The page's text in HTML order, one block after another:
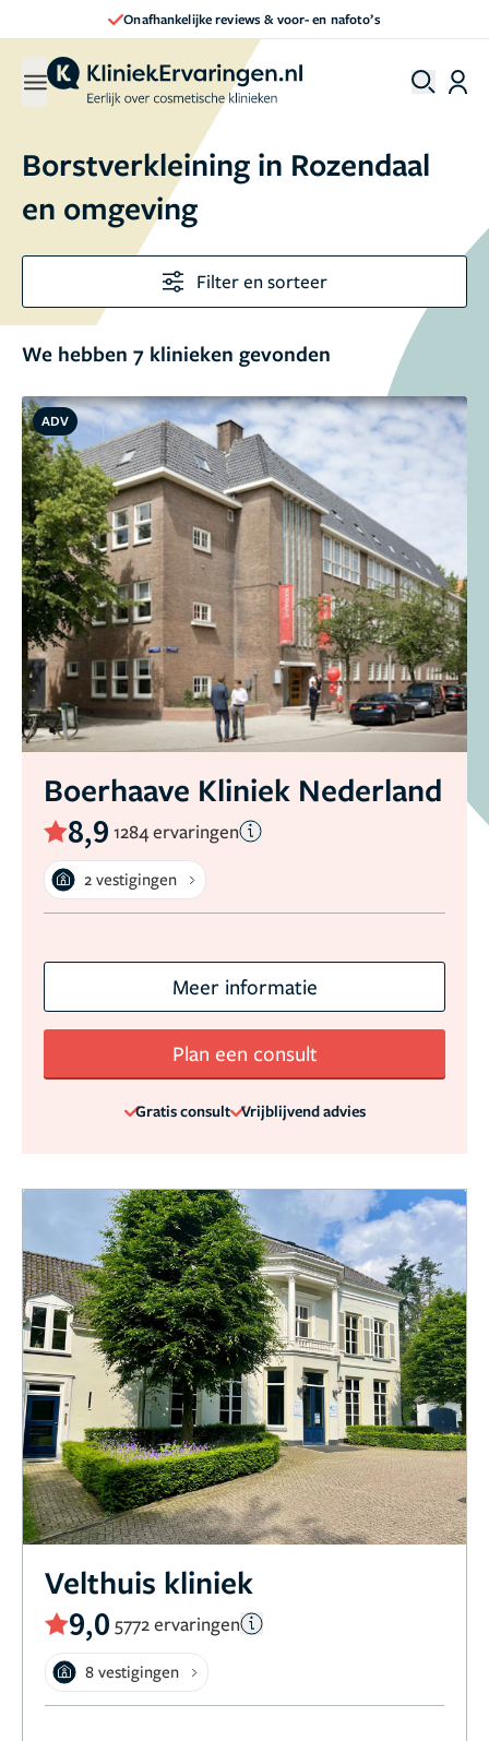
Onafhankelijke reviews & voor- en nafoto’s
Borstverkleining in Rozendaal
en omgeving
Filter en sorteer
We hebben 7 klinieken gevonden
ADV
Boerhaave Kliniek Nederland
8,9 1284 ervaringen
2 vestigingen
Meer informatie
Plan een consult
Gratis consult Vrijblijvend advies
Velthuis kliniek
9,0 5772 ervaringen
8 vestigingen